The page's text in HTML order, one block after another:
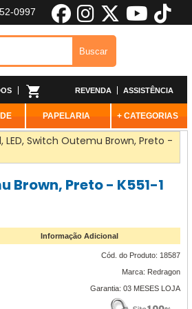
0997
REVENDA ASSISTÊNCIA
PAPELARIA + CATEGORIAS
LED, Switch Outemu Brown, Preto -
Brown, Preto - K551-1
Informação Adicional
Cód. do Produto: 18587
Marca: Redragon
Garantia: 03 MESES LOJA